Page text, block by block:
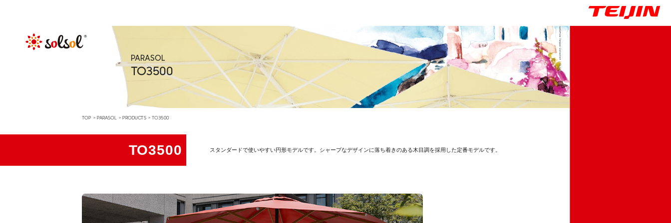
PARASOL
TO3500
TOP PARASOL PRODUCTS TO3500
TO3500 スタンダードで使いやすい円形モデルです。シャープなデザインに落ち着きのある木目調を採用した定番モデルです。